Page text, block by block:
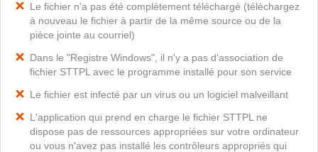
Le fichier n'a pas été complètement téléchargé (téléchargez
à nouveau le fichier à partir de la même source ou de la
pièce jointe au courriel)
Dans le "Registre Windows", il n'y a pas d'association de
fichier STTPL avec le programme installé pour son service
Le fichier est infecté par un virus ou un logiciel malveillant
L'application qui prend en charge le fichier STTPL ne
dispose pas de ressources appropriées sur votre ordinateur
ou vous n'avez pas installé les contrôleurs appropriés qui